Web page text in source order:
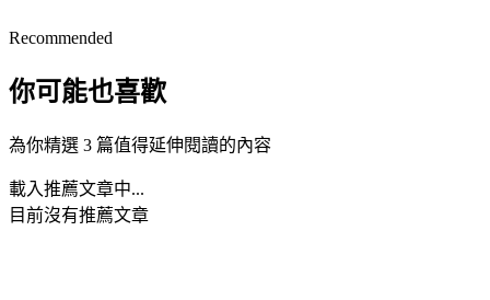
Recommended
你可能也喜歡
為你精選 3 篇值得延伸閱讀的內容
載入推薦文章中...
目前沒有推薦文章